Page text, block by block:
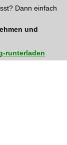
Dann einfach
und
runterladen